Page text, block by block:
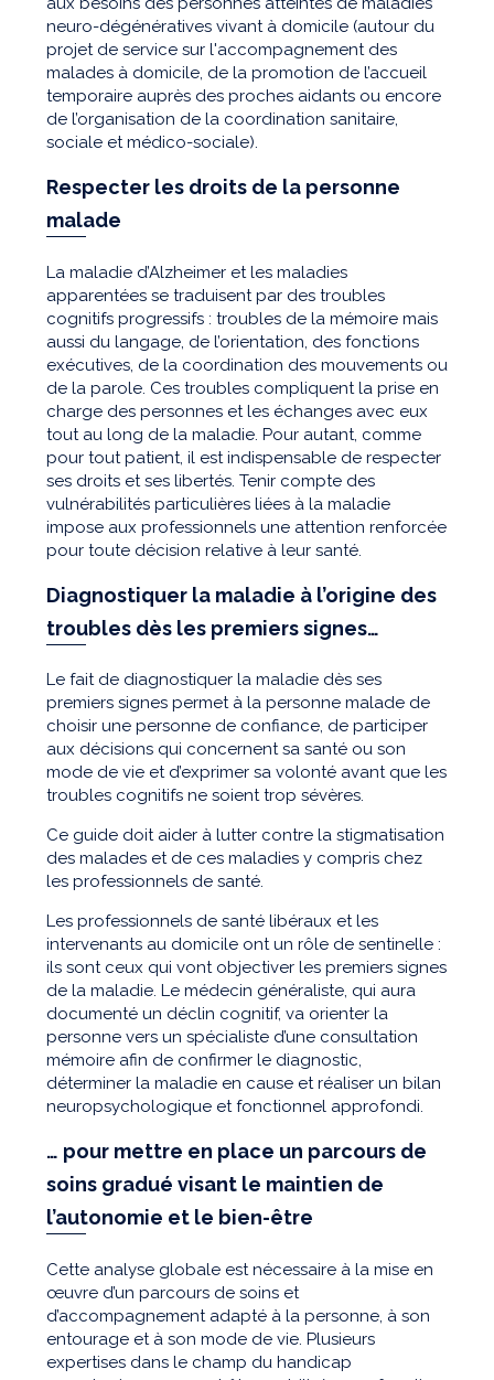
neuro-dégénératives vivant à domicile (autour du
projet de service sur l'accompagnement des
malades à domicile, de la promotion de l’accueil
temporaire auprès des proches aidants ou encore
de l’organisation de la coordination sanitaire,
sociale et médico-sociale).
Respecter les droits de la personne
malade
La maladie d’Alzheimer et les maladies
apparentées se traduisent par des troubles
cognitifs progressifs : troubles de la mémoire mais
aussi du langage, de l’orientation, des fonctions
exécutives, de la coordination des mouvements ou
de la parole. Ces troubles compliquent la prise en
charge des personnes et les échanges avec eux
tout au long de la maladie. Pour autant, comme
pour tout patient, il est indispensable de respecter
ses droits et ses libertés. Tenir compte des
vulnérabilités particulières liées à la maladie
impose aux professionnels une attention renforcée
pour toute décision relative à leur santé.
Diagnostiquer la maladie à l’origine des
troubles dès les premiers signes…
Le fait de diagnostiquer la maladie dès ses
premiers signes permet à la personne malade de
choisir une personne de confiance, de participer
aux décisions qui concernent sa santé ou son
mode de vie et d’exprimer sa volonté avant que les
troubles cognitifs ne soient trop sévères.
Ce guide doit aider à lutter contre la stigmatisation
des malades et de ces maladies y compris chez
les professionnels de santé.
Les professionnels de santé libéraux et les
intervenants au domicile ont un rôle de sentinelle :
ils sont ceux qui vont objectiver les premiers signes
de la maladie. Le médecin généraliste, qui aura
documenté un déclin cognitif, va orienter la
personne vers un spécialiste d’une consultation
mémoire afin de confirmer le diagnostic,
déterminer la maladie en cause et réaliser un bilan
neuropsychologique et fonctionnel approfondi.
… pour mettre en place un parcours de
soins gradué visant le maintien de
l’autonomie et le bien-être
Cette analyse globale est nécessaire à la mise en
œuvre d’un parcours de soins et
d’accompagnement adapté à la personne, à son
entourage et à son mode de vie. Plusieurs
expertises dans le champ du handicap